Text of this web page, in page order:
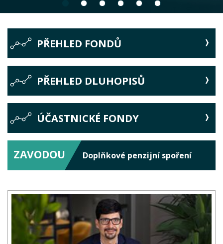
PŘEHLED FONDŮ
PŘEHLED DLUHOPISŮ
ÚČASTNICKÉ FONDY
ZAVODOU Doplňkové penzijní spoření